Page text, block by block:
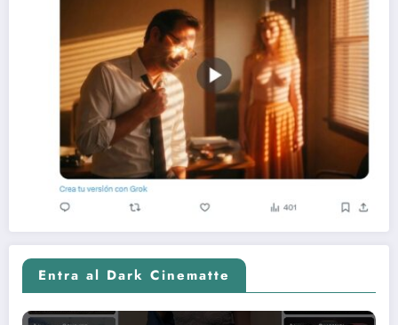
Entra al Dark Cinematte